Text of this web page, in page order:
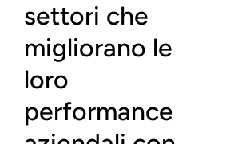
settori che
migliorano le
loro
performance